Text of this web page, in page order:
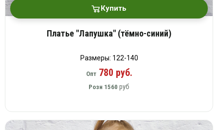
Купить
Платье "Лапушка" (тёмно-синий)
Размеры: 122-140
Опт780 руб.
Розн 1560 руб